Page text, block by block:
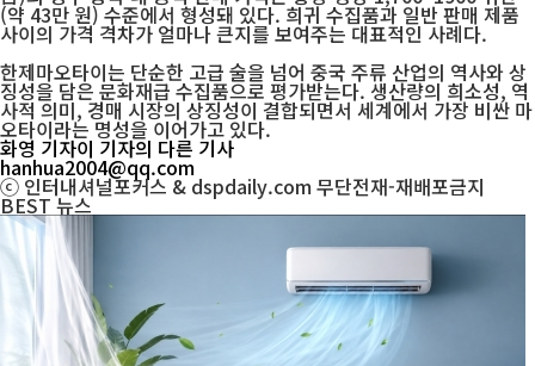
(약 43만 원) 수준에서 형성돼 있다. 희귀 수집품과 일반 판매 제품
사이의 가격 격차가 얼마나 큰지를 보여주는 대표적인 사례다.
한제마오타이는 단순한 고급 술을 넘어 중국 주류 산업의 역사와 상
징성을 담은 문화재급 수집품으로 평가받는다. 생산량의 희소성, 역
사적 의미, 경매 시장의 상징성이 결합되면서 세계에서 가장 비싼 마
오타이라는 명성을 이어가고 있다.
화영 기자이 기자의 다른 기사
hanhua2004@qq.com
ⓒ 인터내셔널포커스 & dspdaily.com 무단전재-재배포금지
BEST뉴스